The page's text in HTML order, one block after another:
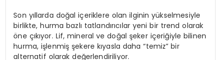
Son yıllarda doğal içeriklere olan ilginin yükselmesiyle
birlikte, hurma bazlı tatlandırıcılar yeni bir trend olarak
öne çıkıyor. Lif, mineral ve doğal şeker içeriğiyle bilinen
hurma, işlenmiş şekere kıyasla daha “temiz” bir
alternatif olarak değerlendiriliyor.